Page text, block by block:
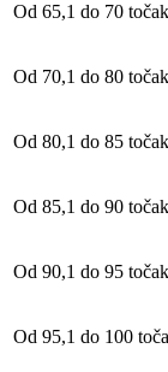
Od 65,1 do 70
Od 70,1 do 80
Od 80,1 do 85
Od 85,1 do 90
Od 90,1 do 95
Od 95,1 do 100